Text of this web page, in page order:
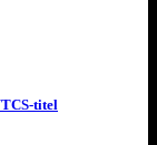
titel